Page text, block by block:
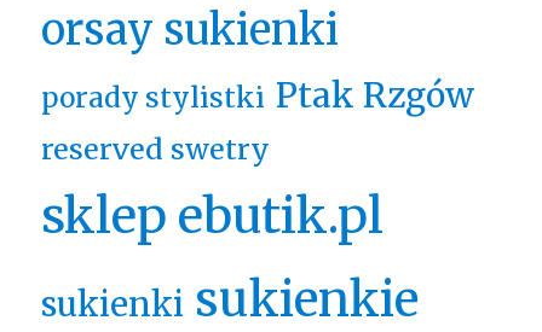
orsay sukienki
porady stylistki Ptak Rzgów
reserved swetry
sklep ebutik.pl
sukienki sukienkie